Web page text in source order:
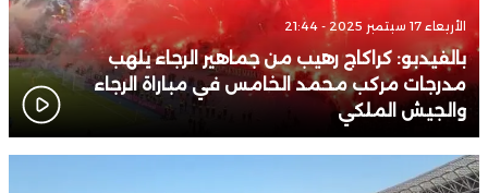
الأربعاء 17 سبتمبر 2025 - 21:44
بالفيدبو: كراكاج رهيب من جماهير الرجاء يلهب
مدرجات مركب محمد الخامس في مباراة الرجاء
والجيش الملكي